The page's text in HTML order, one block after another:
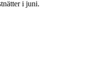
i juni.